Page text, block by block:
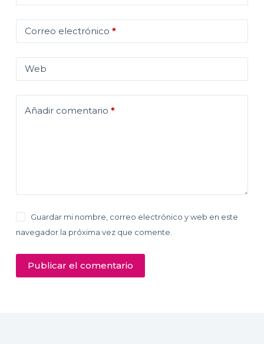
Correo electrónico *
Web
Añadir comentario *
Guardar mi nombre, correo electrónico y web en este
navegador la próxima vez que comente.
Publicar el comentario